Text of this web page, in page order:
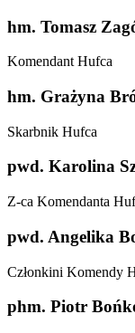
hm. Tomasz
Komendant Hufca
hm. Grażyna
Skarbnik Hufca
pwd. Karolina
Z-ca Komendanta
pwd. Angelika
Członkini Komendy
phm. Piotr